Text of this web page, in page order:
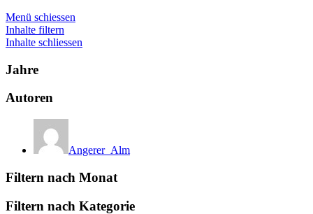
Menü schiessen
Inhalte filtern
Inhalte schliessen
Jahre
Autoren
Angerer_Alm
Filtern nach Monat
Filtern nach Kategorie